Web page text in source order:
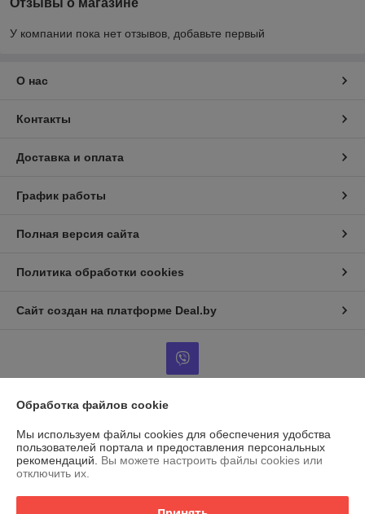
Отзывы о магазине
У компании пока нет отзывов, добавьте первый
О нас
Контакты
Доставка и оплата
График работы
Полная версия сайта
Политика обработки cookies
Сайт создан на платформе Deal.by
Индивидуальный предприниматель:ИП Островский Александр
Анатольевич
г. Марьина Горка, ул. Ленинская, 34, кв. 102
Регистрационный номер ЕГР: 691079471
Обработка файлов cookie
Мы используем файлы cookies для обеспечения удобства
пользователей портала и предоставления персональных
рекомендаций. Вы можете настроить файлы cookies или
отключить их.